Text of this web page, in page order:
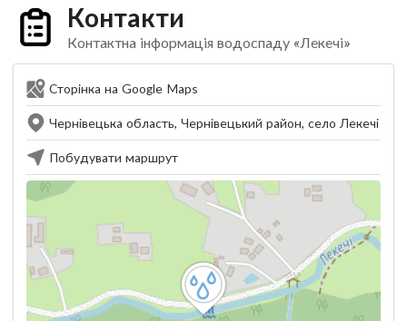
Контакти
Контактна інформація водоспаду «Лекечі»
Сторінка на Google Maps
Чернівецька область, Чернівецький район, село Лекечі
Побудувати маршрут